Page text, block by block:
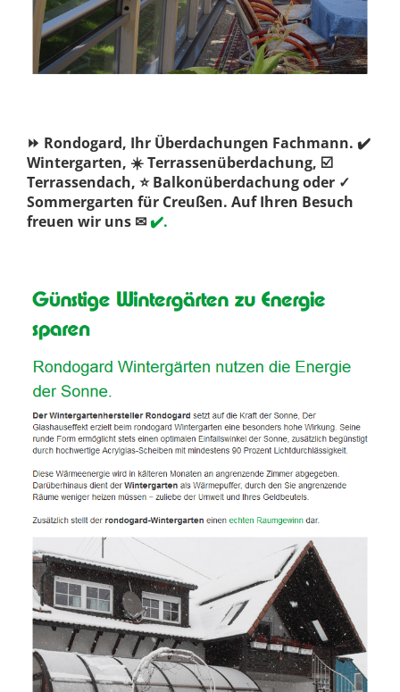
⏩ Rondogard, Ihr Überdachungen Fachmann. ✔️
Wintergarten, ☀️ Terrassenüberdachung, ☑️
Terrassendach, ⭐ Balkonüberdachung oder ✓
Sommergarten für Creußen. Auf Ihren Besuch
freuen wir uns ✉✔️.